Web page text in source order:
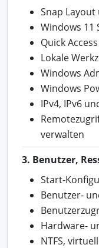
Snap Layout
Windows 11
Quick
Lokale
Windows
Windows
IPv4, IPv6
verwalten
3. Benutzer,
Start-
Benutzer-
Hardware-
NTFS,